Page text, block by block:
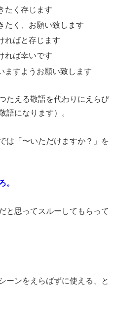
たく存じます
たく、お願い致します
ればと存じます
れば幸いです
ますようお願い致します
たえる敬語を代わりにえらび
語になります）。
は「〜いただけますか？」を
。
と思ってスルーしてもらって
ーンをえらばずに使える、と